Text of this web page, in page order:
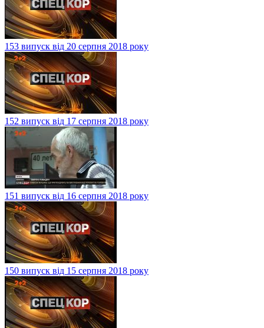
153 випуск від 20 серпня 2018 року
152 випуск від 17 серпня 2018 року
151 випуск від 16 серпня 2018 року
150 випуск від 15 серпня 2018 року